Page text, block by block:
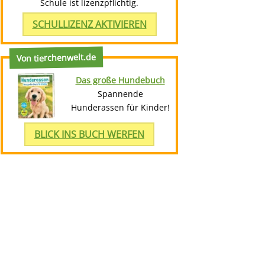
Schule ist lizenzpflichtig.
SCHULLIZENZ AKTIVIEREN
Von tierchenwelt.de
Das große Hundebuch
Spannende
Hunderassen für Kinder!
BLICK INS BUCH WERFEN